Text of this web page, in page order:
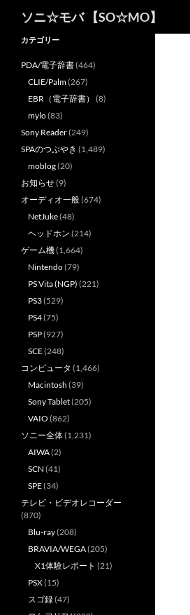
ソニ☆モバ 【SO☆MO】
カテゴリー
PDA/電子辞書(464)
CLIE/Palm(267)
EBR（電子辞書） (8)
mylo(83)
Sony Reader(249)
SPAのつぶやき (1,489)
moblog(20)
お知らせ(9)
オーディオ一般(674)
NetJuke(48)
ヘッドホン (214)
ゲーム機(1,664)
Nintendo(79)
PS Vita (NGP) (221)
PS3(529)
PS4(75)
PSP(927)
SCE(248)
コンピュータ (1,466)
Macintosh (39)
Sony Tablet(205)
VAIO (862)
ソニー全体(1,231)
AIWA(2)
SCN (41)
SPE(34)
テレビ・ビデオレコーダー
(870)
Blu-ray(208)
BRAVIA/WEGA(205)
X1体験レポート (21)
PSX(15)
スゴ録(47)